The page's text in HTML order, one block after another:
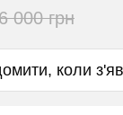
000 грн
коли